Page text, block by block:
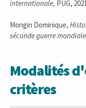
internationale, PUG,
Mongin Dominique,
séconde guerre mondiale
Modalités
critères